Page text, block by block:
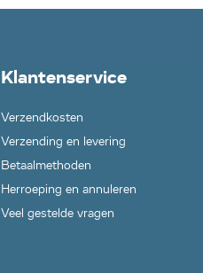
Klantenservice
Verzendkosten
Verzending en levering
Betaalmethoden
Herroeping en annuleren
Veel gestelde vragen